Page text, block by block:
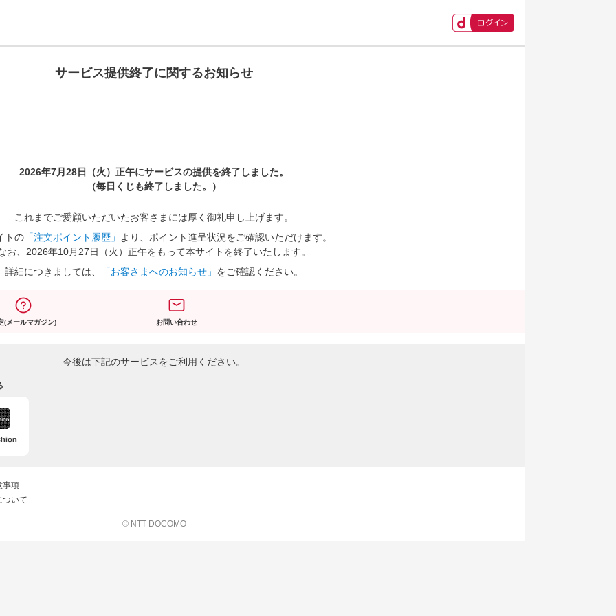
サービス提供終了に関するお知らせ
2026年7月28日（火）正午にサービスの提供を終了しました。
（毎日くじも終了しました。）
これまでご愛顧いただいたお客さまには厚く御礼申し上げます。
トの 「注文ポイント履歴」
より、ポイント進呈状況をご確認いただけます。
お、2026年10月27日（火）正午をもって本サイトを終了いたします。
詳細につきましては、
「お客さまへのお知らせ」 をご確認ください。
(メールマガジン) お問い合わせ
今後は下記のサービスをご利用ください。
事項
ついて
© NTT DOCOMO